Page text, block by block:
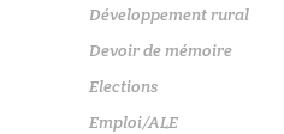
Développement rural
Devoir de mémoire
Elections
Emploi/ALE